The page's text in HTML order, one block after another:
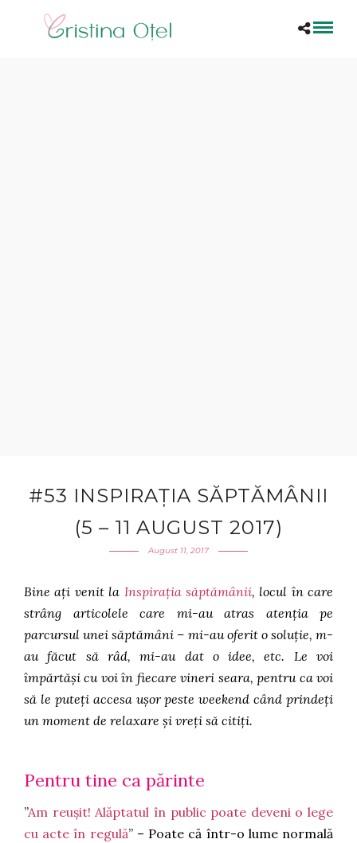
#53 INSPIRAȚIA SĂPTĂMÂNII
(5 – 11 AUGUST 2017)
August 11, 2017
Bine ați venit la Inspirația săptămânii, locul în care
strâng articolele care mi-au atras atenția pe
parcursul unei săptămâni – mi-au oferit o soluție, m-
au făcut să râd, mi-au dat o idee, etc. Le voi
împărtăși cu voi în fiecare vineri seara, pentru ca voi
să le puteți accesa ușor peste weekend când prindeți
un moment de relaxare și vreți să citiți.
Pentru tine ca părinte
”Am reușit! Alăptatul în public poate deveni o lege
cu acte în regulă” – Poate că într-o lume normală